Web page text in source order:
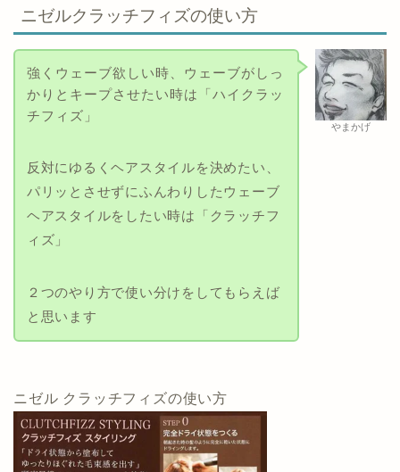
ニゼルクラッチフィズの使い方
やまかげ
強くウェーブ欲しい時、ウェーブがしっ
かりとキープさせたい時は「ハイクラッ
チフィズ」
反対にゆるくヘアスタイルを決めたい、
パリッとさせずにふんわりしたウェーブ
ヘアスタイルをしたい時は「クラッチフ
ィズ」
２つのやり方で使い分けをしてもらえば
と思います
ニゼル クラッチフィズの使い方